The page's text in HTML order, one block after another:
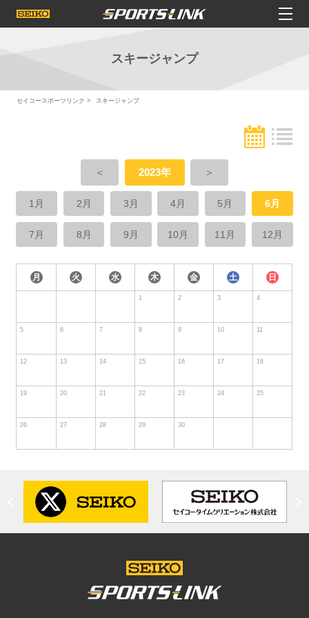
スキージャンプ
セイコースポーツリンク スキージャンプ
＜ 2023年 ＞
1月 2月 3月 4月 5月 6月
7月 8月 9月 10月 11月 12月
月 火 水 木 金 土 日
1 2 3 4
5 6 7 8 9 10 11
12 13 14 15 16 17 18
19 20 21 22 23 24 25
26 27 28 29 30